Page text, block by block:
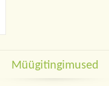
Müügitingimused